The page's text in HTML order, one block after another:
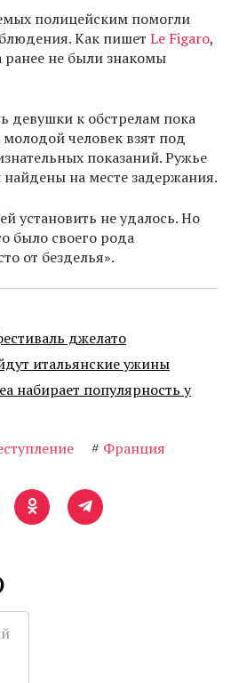
полицейским помогли
Как пишет Le Figaro,
не были знакомы
девушки к обстрелам пока
молодой человек взят под
показаний. Ружье
на месте задержания.
установить не удалось. Но
было своего рода
от безделья».
джелато
итальянские ужины
набирает популярность у
# Франция